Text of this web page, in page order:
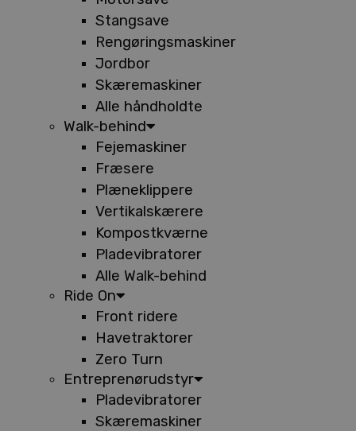
Stangsave
Rengøringsmaskiner
Jordbor
Skæremaskiner
Alle håndholdte
Walk-behind
Fejemaskiner
Fræsere
Plæneklippere
Vertikalskærere
Kompostkværne
Pladevibratorer
Alle Walk-behind
Ride On
Front ridere
Havetraktorer
Zero Turn
Entreprenørudstyr
Pladevibratorer
Skæremaskiner